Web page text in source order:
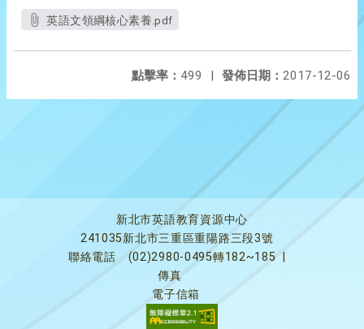
英語文領綱核心素養.pdf
發佈日期： 2017-12-06
點擊率： 499 |
新北市英語教育資源中心
241035新北市三重區重陽路三段3號
聯絡電話
(02)2980-0495轉182~185
傳真
電子信箱